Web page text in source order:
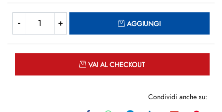
AGGIUNGI
VAI AL CHECKOUT
Condividi anche su: